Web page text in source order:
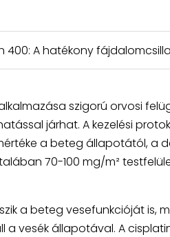
400: A hatékony
szigorú orvosi
járhat. A kezelési
a beteg állapotától, a
70-100 mg/m²
a beteg vesefunkcióját is,
a vesék állapotával. A